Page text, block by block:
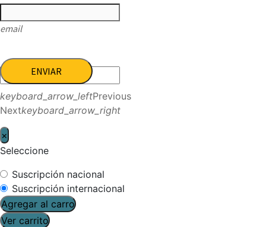
email
ENVIAR
keyboard_arrow_leftPrevious
Nextkeyboard_arrow_right
×
Seleccione
Suscripción nacional
Suscripción internacional
Agregar al carro
Ver carrito